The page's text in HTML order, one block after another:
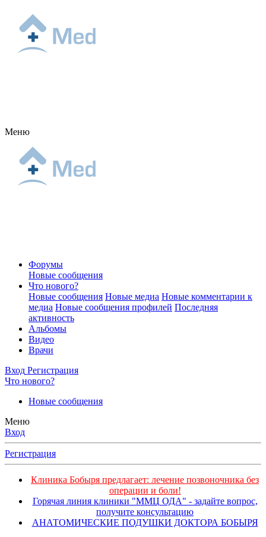
Меню
Форумы
Новые сообщения
Что нового?
Новые сообщения Новые медиа Новые комментарии к
медиа Новые сообщения профилей Последняя
активность
Альбомы
Видео
Врачи
Вход Регистрация
Что нового?
Новые сообщения
Меню
Вход
Регистрация
Клиника Бобыря предлагает: лечение позвоночника без
операции и боли!
Горячая линия клиники "ММЦ ОДА" - задайте вопрос,
получите консультацию
АНАТОМИЧЕСКИЕ ПОДУШКИ ДОКТОРА БОБЫРЯ